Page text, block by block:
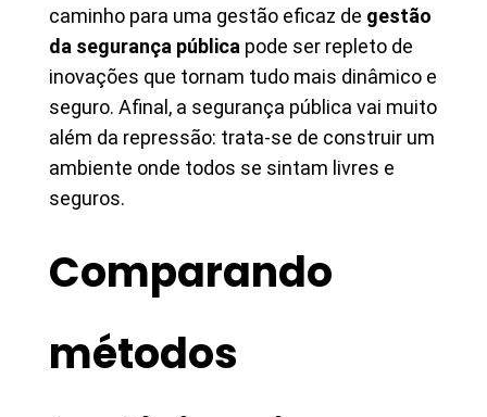
caminho para uma gestão eficaz de gestão
da segurança pública pode ser repleto de
inovações que tornam tudo mais dinâmico e
seguro. Afinal, a segurança pública vai muito
além da repressão: trata-se de construir um
ambiente onde todos se sintam livres e
seguros.
Comparando
métodos